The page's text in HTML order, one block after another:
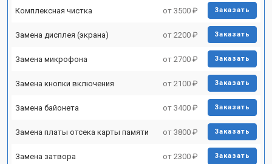
Комплексная чистка от 3500 ₽ Заказать
Замена дисплея (экрана) от 2200 ₽ Заказать
Замена микрофона от 2700 ₽ Заказать
Замена кнопки включения от 2100 ₽ Заказать
Замена байонета от 3400 ₽ Заказать
Замена платы отсека карты памяти от 3800 ₽ Заказать
Замена затвора от 2300 ₽ Заказать